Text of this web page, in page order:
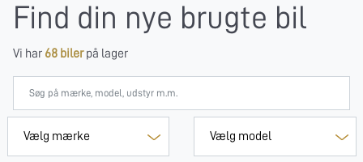
Find din nye brugte bil
Vi har 68 bilerpå lager